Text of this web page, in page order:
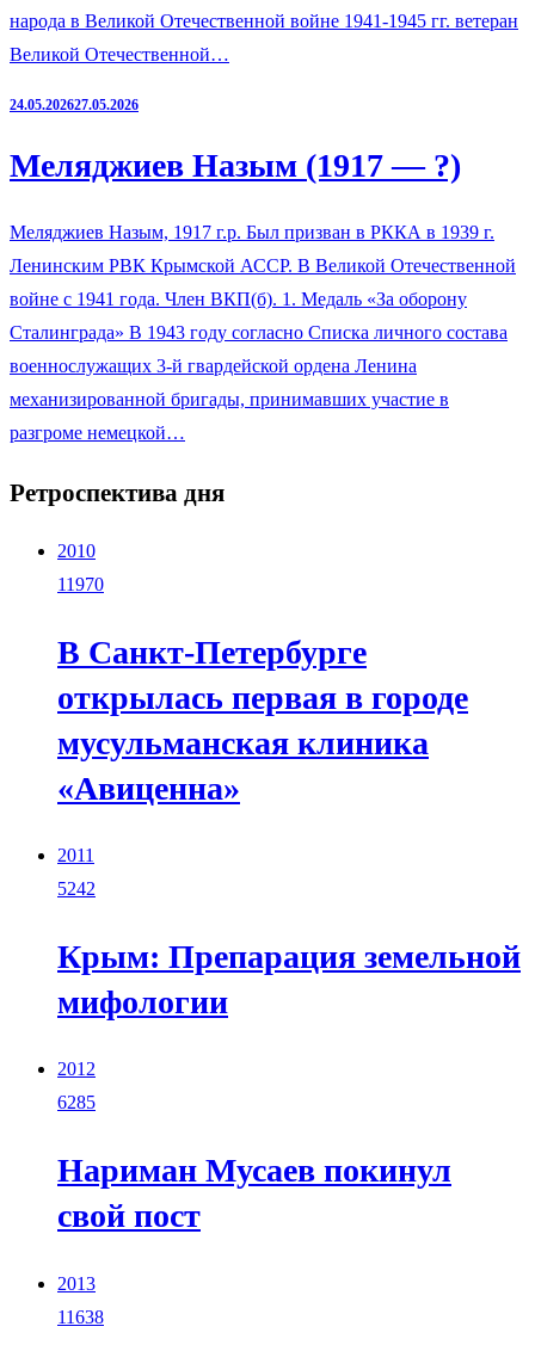
народа в Великой Отечественной войне 1941-1945 гг. ветеран
Великой Отечественной…
24.05.202627.05.2026
Меляджиев Назым (1917 — ?)
Меляджиев Назым, 1917 г.р. Был призван в РККА в 1939 г.
Ленинским РВК Крымской АССР. В Великой Отечественной
войне с 1941 года. Член ВКП(б). 1. Медаль «За оборону
Сталинграда» В 1943 году согласно Списка личного состава
военнослужащих 3-й гвардейской ордена Ленина
механизированной бригады, принимавших участие в
разгроме немецкой…
Ретроспектива дня
2010
11970
В Санкт-Петербурге
открылась первая в городе
мусульманская клиника
«Авиценна»
2011
5242
Крым: Препарация земельной
мифологии
2012
6285
Нариман Мусаев покинул
свой пост
2013
11638